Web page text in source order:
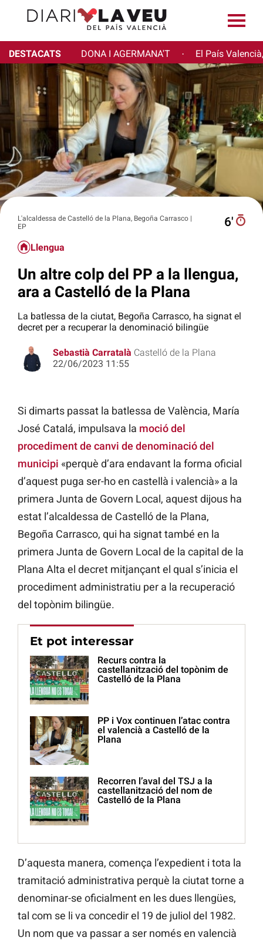
DESTACATS DONA I AGERMANA'T · El País
L'alcaldessa de Castelló de la Plana, Begoña Carrasco |
EP
6′
Llengua
Un altre colp del PP a la llengua,
ara a Castelló de la Plana
La batlessa de la ciutat, Begoña Carrasco, ha signat el
decret per a recuperar la denominació bilingüe
Sebastià Carratalà Castelló de la Plana
22/06/2023 11:55
Si dimarts passat la batlessa de València, María
José Catalá, impulsava la moció del
procediment de canvi de denominació del
municipi «perquè d’ara endavant la forma oficial
d’aquest puga ser-ho en castellà i valencià» a la
primera Junta de Govern Local, aquest dijous ha
estat l’alcaldessa de Castelló de la Plana,
Begoña Carrasco, qui ha signat també en la
primera Junta de Govern Local de la capital de la
Plana Alta el decret mitjançant el qual s’inicia el
procediment administratiu per a la recuperació
del topònim bilingüe.
Et pot interessar
Recurs contra la
castellanització del topònim de
Castelló de la Plana
PP i Vox continuen l’atac contra
el valencià a Castelló de la
Plana
Recorren l’aval del TSJ a la
castellanització del nom de
Castelló de la Plana
D’aquesta manera, comença l’expedient i tota la
tramitació administrativa perquè la ciutat torne a
denominar-se oficialment en les dues llengües,
tal com se li va concedir el 19 de juliol del 1982.
Un nom que va passar a ser només en valencià